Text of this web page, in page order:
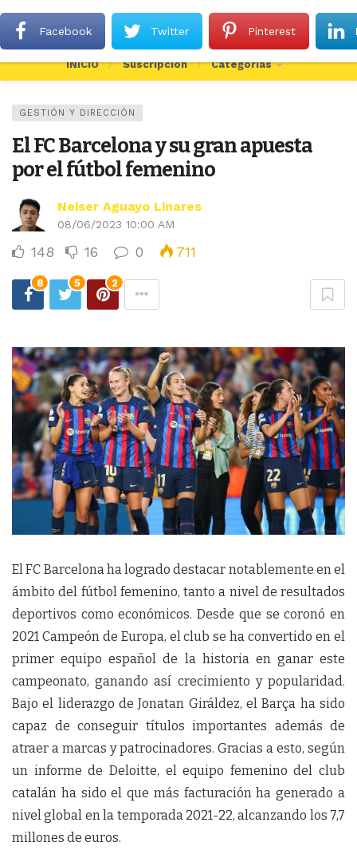
Dark mode
INICIO Suscripción Categorías
GESTIÓN Y DIRECCIÓN
El FC Barcelona y su gran apuesta
por el fútbol femenino
Neiser Aguayo Linares
08/06/2023 10:00 AM
148 16 0 711
8 5 2
El FC Barcelona ha logrado destacar notablemente en el
ámbito del fútbol femenino, tanto a nivel de resultados
deportivos como económicos. Desde que se coronó en
2021 Campeón de Europa, el club se ha convertido en el
primer equipo español de la historia en ganar este
campeonato, ganando así crecimiento y popularidad.
Bajo el liderazgo de Jonatan Giráldez, el Barça ha sido
capaz de conseguir títulos importantes además de
atraer a marcas y patrocinadores. Gracias a esto, según
un informe de Deloitte, el equipo femenino del club
catalán ha sido el que más facturación ha generado a
nivel global en la temporada 2021-22, alcanzando los 7,7
millones de euros.
Facebook Twitter Pinterest